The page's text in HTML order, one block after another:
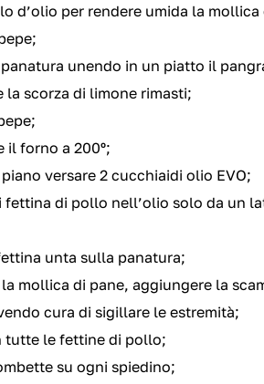
d’olio per rendere umida la
panatura unendo in un piatto il
la scorza di limone rimasti;
il forno a 200º;
versare 2 cucchiaidi olio EVO;
fettina di pollo nell’olio solo da un
unta sulla panatura;
mollica di pane, aggiungere la
cura di sigillare le estremità;
tutte le fettine di pollo;
su ogni spiedino;